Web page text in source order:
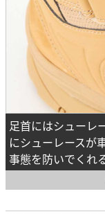
足首にはシューレ
にシューレースが
事態を防いでくれ